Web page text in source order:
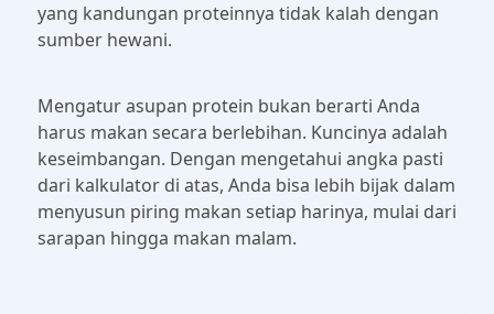
yang kandungan proteinnya tidak kalah dengan
sumber hewani.
Mengatur asupan protein bukan berarti Anda
harus makan secara berlebihan. Kuncinya adalah
keseimbangan. Dengan mengetahui angka pasti
dari kalkulator di atas, Anda bisa lebih bijak dalam
menyusun piring makan setiap harinya, mulai dari
sarapan hingga makan malam.